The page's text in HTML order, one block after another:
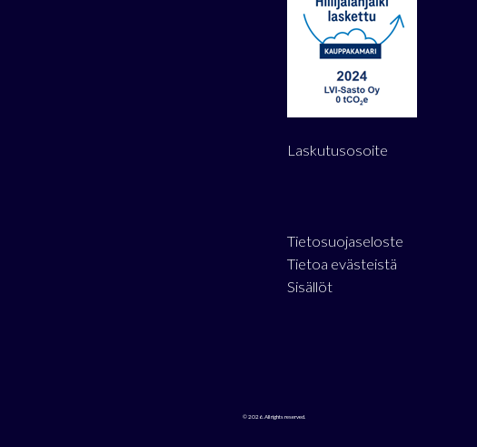
Laskutusosoite
Tietosuojaseloste
Tietoa evästeistä
Sisällöt
© 2026. All rights reserved.